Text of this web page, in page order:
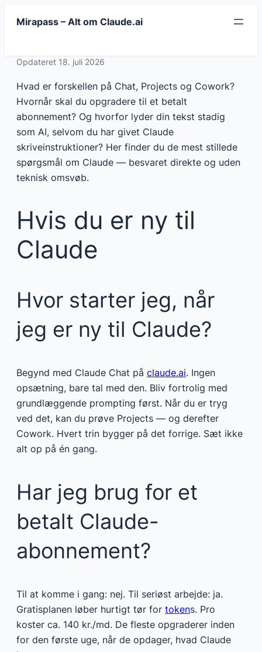
Mirapass – Alt om Claude.ai
Opdateret 18. juli 2026
Hvad er forskellen på Chat, Projects og Cowork?
Hvornår skal du opgradere til et betalt
abonnement? Og hvorfor lyder din tekst stadig
som AI, selvom du har givet Claude
skriveinstruktioner? Her finder du de mest stillede
spørgsmål om Claude — besvaret direkte og uden
teknisk omsvøb.
Hvis du er ny til
Claude
Hvor starter jeg, når
jeg er ny til Claude?
Begynd med Claude Chat på claude.ai. Ingen
opsætning, bare tal med den. Bliv fortrolig med
grundlæggende prompting først. Når du er tryg
ved det, kan du prøve Projects — og derefter
Cowork. Hvert trin bygger på det forrige. Sæt ikke
alt op på én gang.
Har jeg brug for et
betalt Claude-
abonnement?
Til at komme i gang: nej. Til seriøst arbejde: ja.
Gratisplanen løber hurtigt tør for tokens. Pro
koster ca. 140 kr./md. De fleste opgraderer inden
for den første uge, når de opdager, hvad Claude